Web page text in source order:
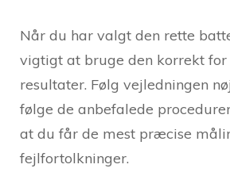
Når du har valgt den rette
vigtigt at bruge den korrekt
resultater. Følg vejledningen
følge de anbefalede
at du får de mest præcise
fejlfortolkninger.